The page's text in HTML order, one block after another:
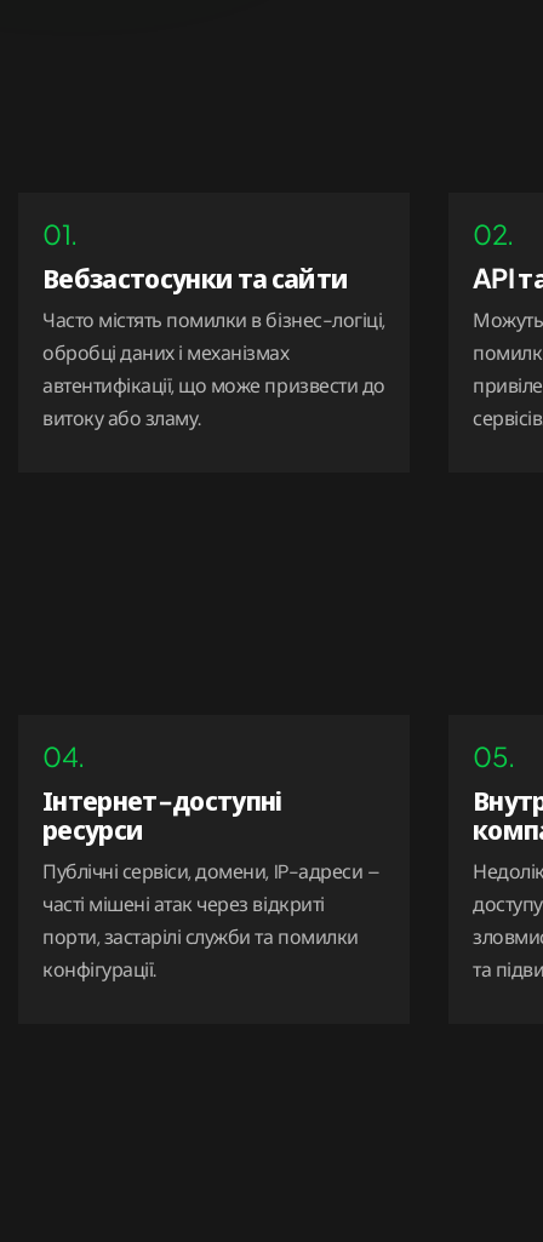
01.
Вебзастосунки та сайти
Часто містять помилки в бізнес-логіці,
обробці даних і механізмах
автентифікації, що може призвести до
витоку або зламу.
02.
API
Можуть
04.
Інтернет-доступні
ресурси
Публічні сервіси, домени, IP-адреси –
часті мішені атак через відкриті
порти, застарілі служби та помилки
конфігурації.
05.
та